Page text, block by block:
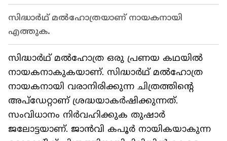
സിദ്ധാര്‍ഥ് മല്‍ഹോത്രയാണ് നായകനായി
എത്തുക.
സിദ്ധാര്‍ഥ് മല്‍ഹോത്ര ഒരു പ്രണയ കഥയില്‍
നായകനാകുകയാണ്. സിദ്ധാര്‍ഥ് മല്‍ഹോത്ര
നായകനായി വരാനിരിക്കുന്ന ചിത്രത്തിന്റെ
അപ്‍ഡേറ്റാണ് ശ്രദ്ധയാകര്‍ഷിക്കുന്നത്.
സംവിധാനം നിര്‍വഹിക്കുക തുഷാര്‍
ജലോട്ടയാണ്. ജാൻവി കപൂര്‍ നായികയാകുന്ന